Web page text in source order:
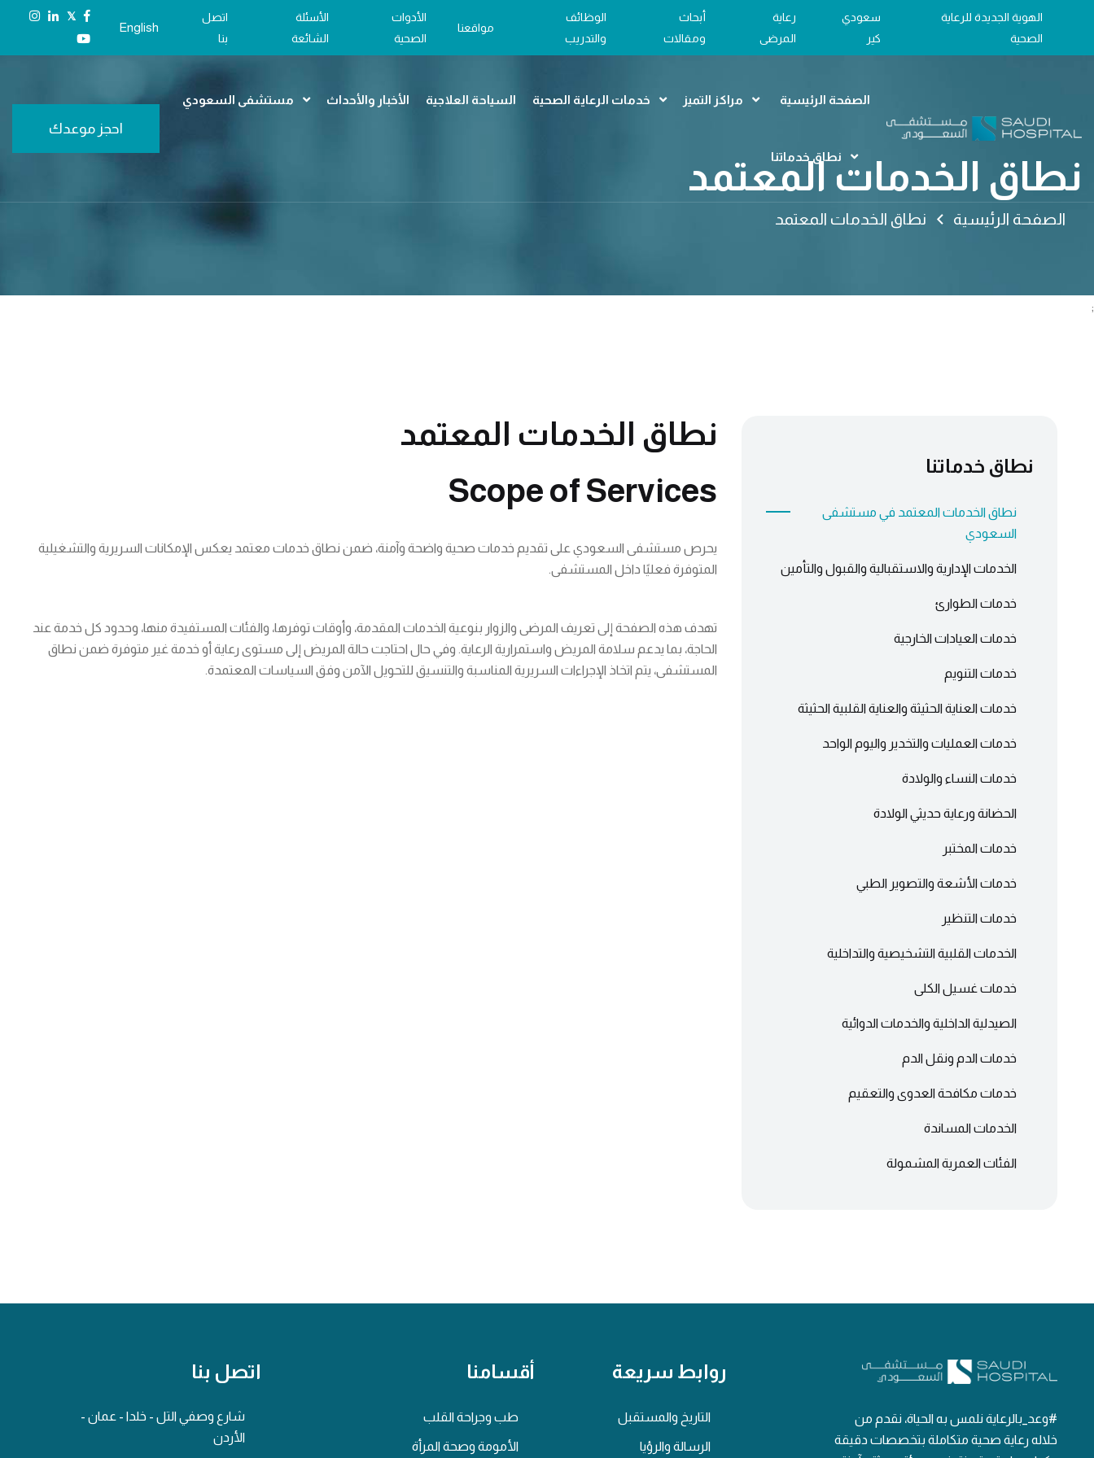
الهوية الجديدة للرعاية
الصحية
سعودي
كير
رعاية
المرضى
أبحاث
ومقالات
الوظائف
والتدريب
مواقعنا
الأدوات
الصحية
الأسئلة
الشائعة
اتصل
بنا
English
𝕏
الصفحة الرئيسية مراكز التميز خدمات الرعاية الصحية السياحة العلاجية الأخبار والأحداث مستشفى السعودي
نطاق خدماتنا
احجز موعدك
نطاق الخدمات المعتمد
الصفحة الرئيسية نطاق الخدمات المعتمد
;
نطاق خدماتنا
نطاق الخدمات المعتمد في مستشفى
السعودي
الخدمات الإدارية والاستقبالية والقبول والتأمين
خدمات الطوارئ
خدمات العيادات الخارجية
خدمات التنويم
خدمات العناية الحثيثة والعناية القلبية الحثيثة
خدمات العمليات والتخدير واليوم الواحد
خدمات النساء والولادة
الحضانة ورعاية حديثي الولادة
خدمات المختبر
خدمات الأشعة والتصوير الطبي
خدمات التنظير
الخدمات القلبية التشخيصية والتداخلية
خدمات غسيل الكلى
الصيدلية الداخلية والخدمات الدوائية
خدمات الدم ونقل الدم
خدمات مكافحة العدوى والتعقيم
الخدمات المساندة
الفئات العمرية المشمولة
نطاق الخدمات المعتمد
Scope of Services
يحرص مستشفى السعودي على تقديم خدمات صحية واضحة وآمنة، ضمن نطاق خدمات معتمد يعكس الإمكانات السريرية والتشغيلية
المتوفرة فعليًا داخل المستشفى.
تهدف هذه الصفحة إلى تعريف المرضى والزوار بنوعية الخدمات المقدمة، وأوقات توفرها، والفئات المستفيدة منها، وحدود كل خدمة عند
الحاجة، بما يدعم سلامة المريض واستمرارية الرعاية. وفي حال احتاجت حالة المريض إلى مستوى رعاية أو خدمة غير متوفرة ضمن نطاق
المستشفى، يتم اتخاذ الإجراءات السريرية المناسبة والتنسيق للتحويل الآمن وفق السياسات المعتمدة.
#وعد_بالرعاية نلمس به الحياة، نقدم من
خلاله رعاية صحية متكاملة بتخصصات دقيقة
روابط سريعة
التاريخ والمستقبل
الرسالة والرؤيا
أقسامنا
طب وجراحة القلب
الأمومة وصحة المرأة
اتصل بنا
شارع وصفي التل - خلدا - عمان -
الأردن